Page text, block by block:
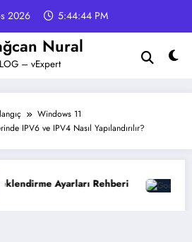
2026 5:44:45 PM
Nural
– vExpert
Windows 11
IPV6 ve IPV4 Nasıl Yapılandırılır?
Google Gemini 3 ile Multimodal